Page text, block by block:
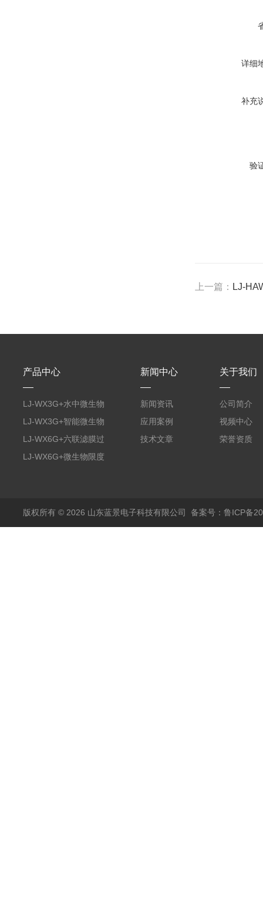
详细
补充
验
上一篇： LJ-
产品中心
LJ-WX3G+水中微生物
膜过滤装置
LJ-WX3G+智能微生物
限度仪
LJ-WX6G+六联滤膜过
滤器
LJ-WX6G+微生物限度
新闻中心
新闻资讯
应用案例
技术文章
关于我们
公司简介
视频中心
荣誉资质
版权所有 © 2026 山东蓝景电子科技有限公司 备案号：鲁ICP备